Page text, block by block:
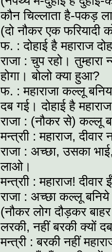
कौन चिल्लाता है-पकड़
(दो नौकर एक फरियादी
फ. : दोहाई है महाराज
राजा : चुप रहो।
होगा। बोलो क्या हुआ?
फ. : महाराजा कल्लू
दब गई। दोहाई है
राजा : (नौकर से) कल्लू
मन्त्राी : महाराज,
राजा : अच्छा, उसका
लाओ।
मन्त्राी : महाराज!
राजा : अच्छा कल्लू
(नौकर लोग दौड़कर
लरकी, नहीं बरकी क्यों
मन्त्री : बरकी नहीं